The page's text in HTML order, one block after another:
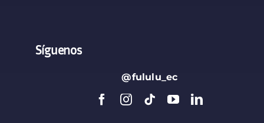
Síguenos
@fululu_ec